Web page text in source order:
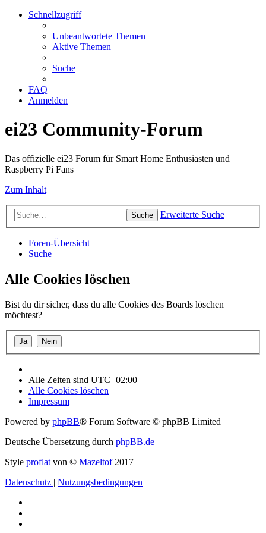
Schnellzugriff
Unbeantwortete Themen
Aktive Themen
Suche
FAQ
Anmelden
ei23 Community-Forum
Das offizielle ei23 Forum für Smart Home Enthusiasten und
Raspberry Pi Fans
Zum Inhalt
Suche Erweiterte Suche
Foren-Übersicht
Suche
Alle Cookies löschen
Bist du dir sicher, dass du alle Cookies des Boards löschen
möchtest?
Alle Zeiten sind UTC+02:00
Alle Cookies löschen
Impressum
Powered by phpBB® Forum Software © phpBB Limited
Deutsche Übersetzung durch phpBB.de
Style proflat von © Mazeltof2017
Datenschutz | Nutzungsbedingungen